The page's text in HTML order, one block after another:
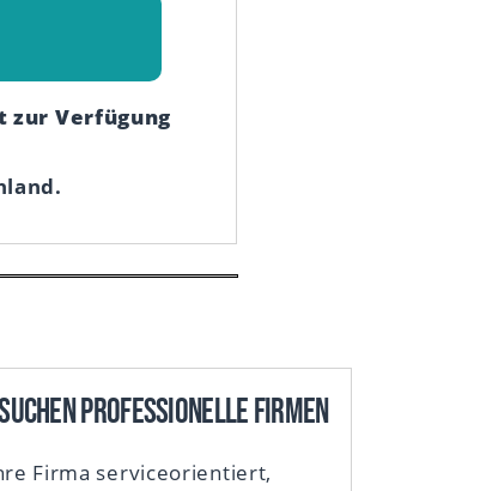
zur Verfügung
professionelle Firmen
Firma serviceorientiert,